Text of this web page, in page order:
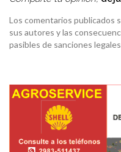
Los comentarios publicados
sus autores y las
pasibles de sanciones